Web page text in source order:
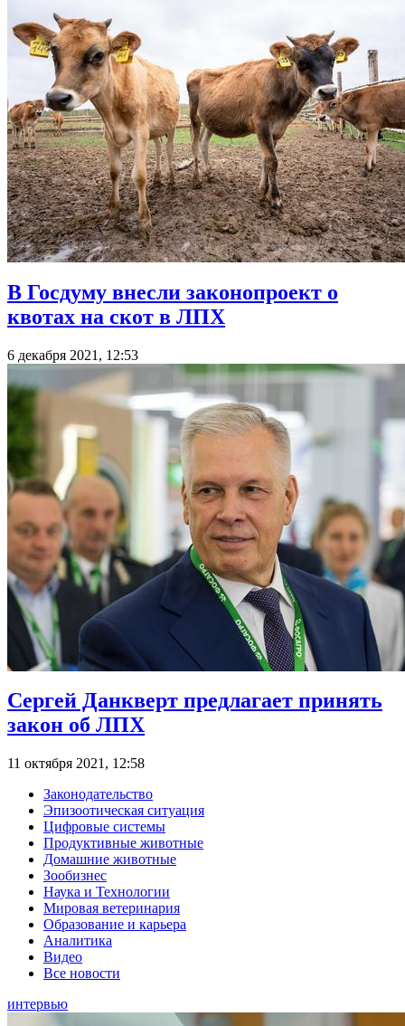
В Госдуму внесли законопроект о
квотах на скот в ЛПХ
6 декабря 2021, 12:53
Сергей Данкверт предлагает принять
закон об ЛПХ
11 октября 2021, 12:58
Законодательство
Эпизоотическая ситуация
Цифровые системы
Продуктивные животные
Домашние животные
Зообизнес
Наука и Технологии
Мировая ветеринария
Образование и карьера
Аналитика
Видео
Все новости
интервью